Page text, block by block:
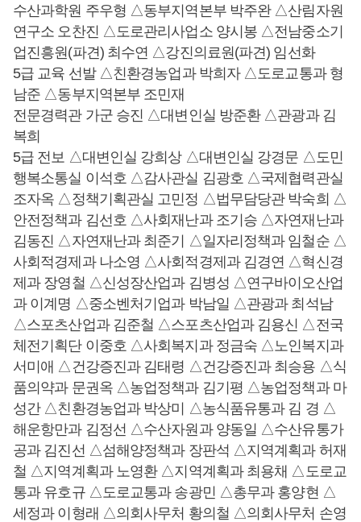
수산과학원 주우형 △동부지역본부 박주완 △산림자원
연구소 오찬진 △도로관리사업소 양시봉 △전남중소기
업진흥원(파견) 최수연 △강진의료원(파견) 임선화
5급 교육 선발 △친환경농업과 박희자 △도로교통과 형
남준 △동부지역본부 조민재
전문경력관 가군 승진 △대변인실 방준환 △관광과 김
복희
5급 전보 △대변인실 강희상 △대변인실 강경문 △도민
행복소통실 이석호 △감사관실 김광호 △국제협력관실
조자옥 △정책기획관실 고민정 △법무담당관 박숙희 △
안전정책과 김선호 △사회재난과 조기승 △자연재난과
김동진 △자연재난과 최준기 △일자리정책과 임철순 △
사회적경제과 나소영 △사회적경제과 김경연 △혁신경
제과 장영철 △신성장산업과 김병성 △연구바이오산업
과 이계명 △중소벤처기업과 박남일 △관광과 최석남
△스포츠산업과 김준철 △스포츠산업과 김용신 △전국
체전기획단 이중호 △사회복지과 정금숙 △노인복지과
서미애 △건강증진과 김태령 △건강증진과 최승용 △식
품의약과 문권옥 △농업정책과 김기평 △농업정책과 마
성간 △친환경농업과 박상미 △농식품유통과 김 경 △
해운항만과 김정선 △수산자원과 양동일 △수산유통가
공과 김진선 △섬해양정책과 장판석 △지역계획과 허재
철 △지역계획과 노영환 △지역계획과 최용채 △도로교
통과 유호규 △도로교통과 송광민 △총무과 홍양현 △
세정과 이형래 △의회사무처 황의철 △의회사무처 손영